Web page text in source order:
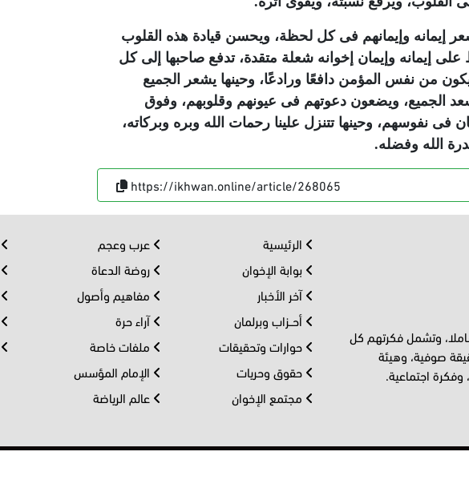
إيمانه وإيمانهم فى كل لحظة، ويحسن قيادة هذه القلوب
إيمانه وإيمان إخوانه شعلة متقدة، تدفع صاحبها إلى كل
من نفس المؤمن دافعًا ورادعًا، وحينها يشعر الجميع
يسعد الجميع، ويضعون دعوتهم فى عيونهم وقلوبهم، وفوق
فى نفوسهم، وحينها تتنزل علينا رحمات الله وبره وبركاته،
الله وفضله.
https://ikhwan.online/article/268065
وتشمل فكرتهم كل
صوفية، وهيئة
وفكرة اجتماعية.
الرئيسية
بوابة الإخوان
آخر الأخبار
أحــزاب وبرلمان
حوارات وتحقيقات
حقوق وحريات
مجتمع الإخوان
عرب وعجم
روضة الدعاة
مفاهيم وأصول
آراء حرة
ملفات خاصة
الإمام المؤسس
عالم الرياضة